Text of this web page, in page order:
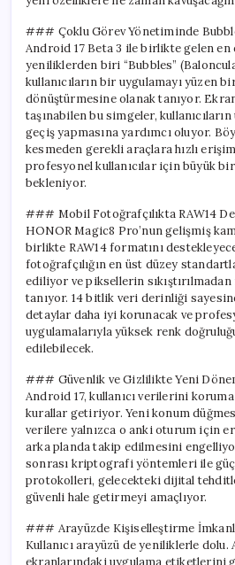
### Çoklu Görev Yönetiminde
Android 17 Beta 3 ile birlikte gelen
yeniliklerden biri “Bubbles”
kullanıcıların bir uygulamayı yüzen
dönüştürmesine olanak tanıyor.
taşınabilen bu simgeler,
geçiş yapmasına yardımcı oluyor.
kesmeden gerekli araçlara hızlı
profesyonel kullanıcılar için büyük
bekleniyor.
### Mobil Fotoğrafçılıkta RAW14
HONOR Magic8 Pro’nun gelişmiş
birlikte RAW14 formatını
fotoğrafçılığın en üst düzey
ediliyor ve piksellerin
tanıyor. 14 bitlik veri derinliği
detaylar daha iyi korunacak ve
uygulamalarıyla yüksek renk
edilebilecek.
### Güvenlik ve Gizlilikte Yeni
Android 17, kullanıcı verilerini
kurallar getiriyor. Yeni konum
verilere yalnızca o anki oturum için
arka planda takip edilmesini
sonrası kriptografi yöntemleri ile
protokolleri, gelecekteki dijital
güvenli hale getirmeyi amaçlıyor.
### Arayüzde Kişiselleştirme
Kullanıcı arayüzü de yeniliklerle dolu.
ekranlarındaki uygulama etiketlerini